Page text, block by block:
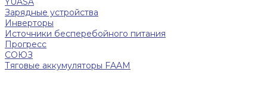
Зарядные устройства
Инверторы
Источники бесперебойного питания
Прогресс
СОЮЗ
Тяговые аккумуляторы FAAM